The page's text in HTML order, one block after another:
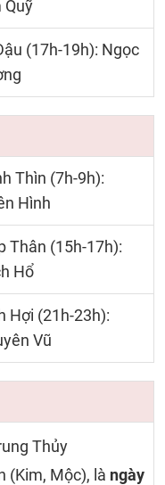
Quỹ
(17h-19h): Ngọc
Thìn (7h-9h):
Hình
Thân (15h-17h):
Hổ
Hợi (21h-23h):
Vũ
Thủy
(Kim, Mộc), là ngày